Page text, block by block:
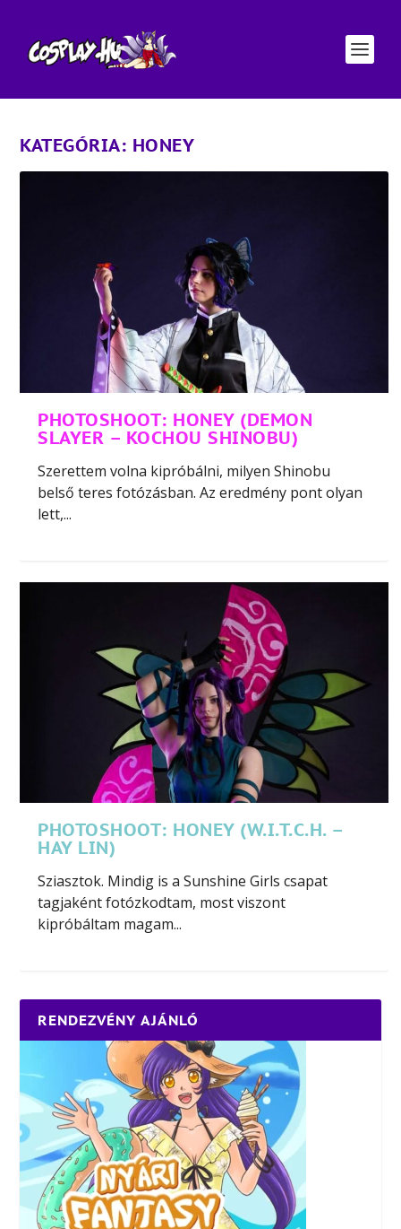
KATEGÓRIA: HONEY
PHOTOSHOOT: HONEY (DEMON
SLAYER – KOCHOU SHINOBU)
Szerettem volna kipróbálni, milyen Shinobu
belső teres fotózásban. Az eredmény pont olyan
lett,...
PHOTOSHOOT: HONEY (W.I.T.C.H. –
HAY LIN)
Sziasztok. Mindig is a Sunshine Girls csapat
tagjaként fotózkodtam, most viszont
kipróbáltam magam...
RENDEZVÉNY AJÁNLÓ